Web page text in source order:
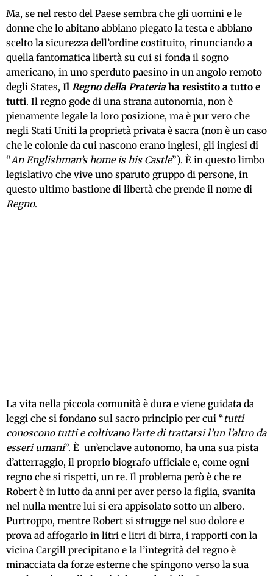
Ma, se nel resto del Paese sembra che gli uomini e le
donne che lo abitano abbiano piegato la testa e abbiano
scelto la sicurezza dell’ordine costituito, rinunciando a
quella fantomatica libertà su cui si fonda il sogno
americano, in uno sperduto paesino in un angolo remoto
degli States, Il Regno della Prateria ha resistito a tutto e
tutti. Il regno gode di una strana autonomia, non è
pienamente legale la loro posizione, ma è pur vero che
negli Stati Uniti la proprietà privata è sacra (non è un caso
che le colonie da cui nascono erano inglesi, gli inglesi di
“An Englishman’s home is his Castle”). È in questo limbo
legislativo che vive uno sparuto gruppo di persone, in
questo ultimo bastione di libertà che prende il nome di
Regno.
La vita nella piccola comunità è dura e viene guidata da
leggi che si fondano sul sacro principio per cui “tutti
conoscono tutti e coltivano l’arte di trattarsi l’un l’altro da
esseri umani”. È un’enclave autonomo, ha una sua pista
d’atterraggio, il proprio biografo ufficiale e, come ogni
regno che si rispetti, un re. Il problema però è che re
Robert è in lutto da anni per aver perso la figlia, svanita
nel nulla mentre lui si era appisolato sotto un albero.
Purtroppo, mentre Robert si strugge nel suo dolore e
prova ad affogarlo in litri e litri di birra, i rapporti con la
vicina Cargill precipitano e la l’integrità del regno è
minacciata da forze esterne che spingono verso la sua